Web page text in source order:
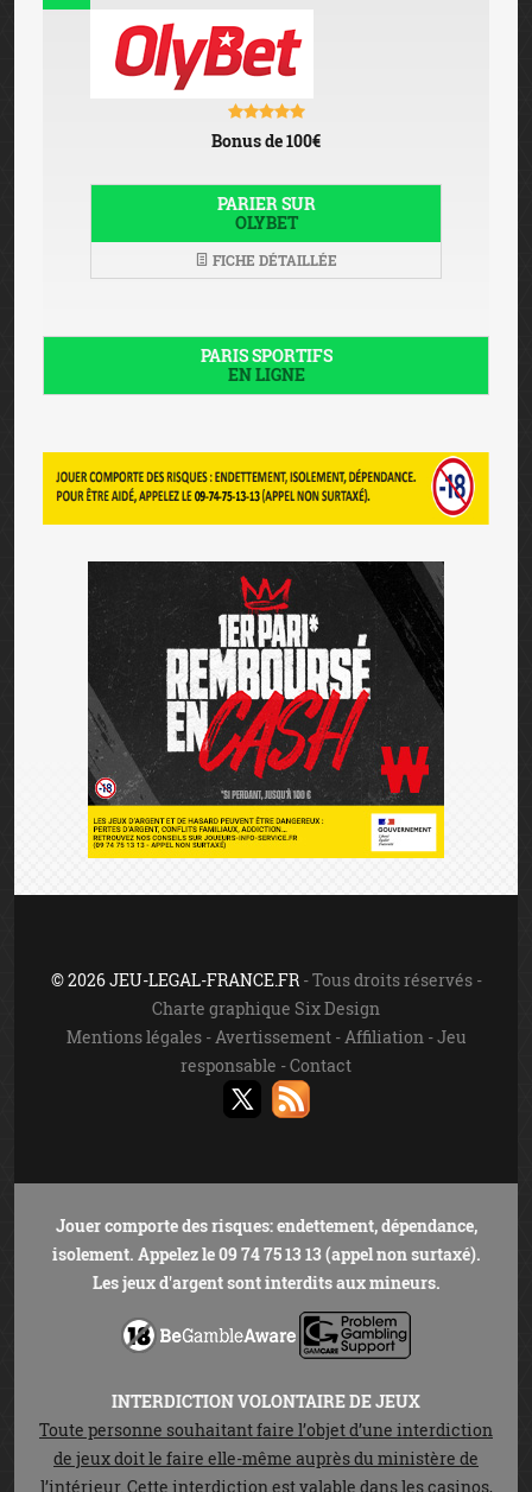
Bonus de 100€
PARIER SUR
OLYBET
FICHE DÉTAILLÉE
PARIS SPORTIFS
EN LIGNE
© 2026 JEU-LEGAL-FRANCE.FR- Tous droits réservés -
Charte graphique Six Design
Mentions légales- Avertissement- Affiliation -Jeu
responsable -Contact
Jouer comporte des risques: endettement, dépendance,
isolement. Appelez le 09 74 75 13 13 (appel non surtaxé).
Les jeux d'argent sont interdits aux mineurs.
INTERDICTION VOLONTAIRE DE JEUX
Toute personne souhaitant faire l’objet d’une interdiction
de jeux doit le faire elle-même auprès du ministère de
l’intérieur. Cette interdiction est valable dans les casinos,